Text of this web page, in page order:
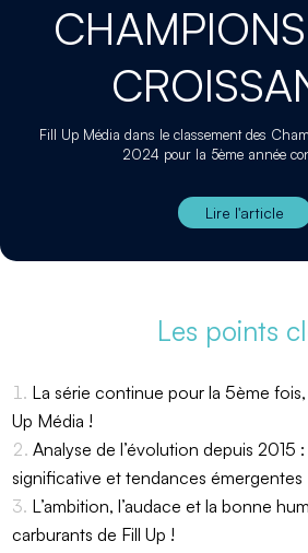
Fill Up Média dans le classement des
2024 pour la 5ème année
Lire l'article
Les points
La série continue pour la 5ème fois,
Up Média !
Analyse de l’évolution depuis 2015
significative et tendances émergentes
L’ambition, l’audace et la bonne
carburants de Fill Up !